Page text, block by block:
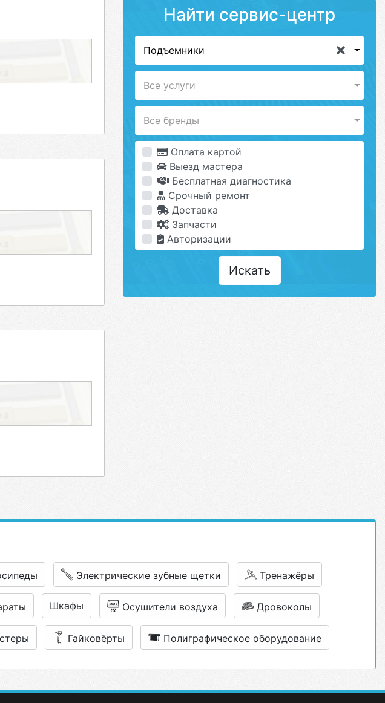
Найти сервис-центр
Подъемники
Все услуги
Все бренды
Оплата картой
Выезд мастера
Бесплатная диагностика
Срочный ремонт
Доставка
Запчасти
Авторизации
Искать
Электрические зубные щетки Тренажёры
Шкафы Осушители воздуха Дровоколы
Гайковёрты Полиграфическое оборудование